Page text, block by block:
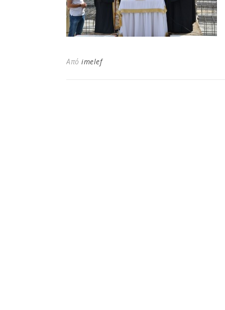
Από imelef